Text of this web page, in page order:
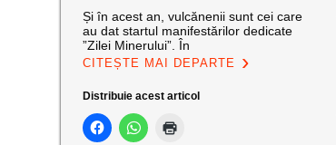
Și în acest an, vulcănenii sunt cei care
au dat startul manifestărilor dedicate
”Zilei Minerului”. În
CITEȘTE MAI DEPARTE
Distribuie acest articol